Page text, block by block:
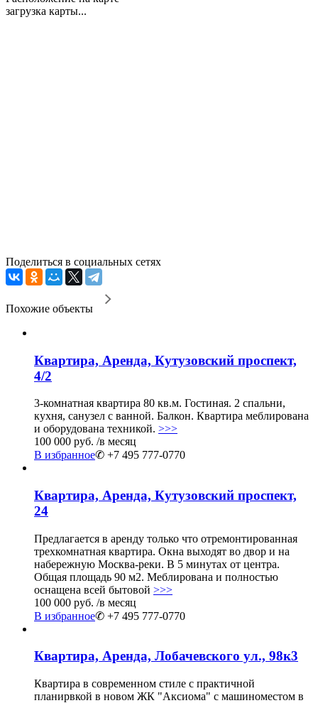
загрузка карты...
Поделиться в социальных сетях
Похожие объекты
Квартира, Аренда, Кутузовский проспект,
4/2
3-комнатная квартира 80 кв.м. Гостиная. 2 спальни,
кухня, санузел с ванной. Балкон. Квартира меблирована
и оборудована техникой. >>>
100 000 руб. /в месяц
В избранное✆ +7 495 777-0770
Квартира, Аренда, Кутузовский проспект,
24
Предлагается в аренду только что отремонтированная
трехкомнатная квартира. Окна выходят во двор и на
набережную Москва-реки. В 5 минутах от центра.
Общая площадь 90 м2. Меблирована и полностью
оснащена всей бытовой >>>
100 000 руб. /в месяц
В избранное✆ +7 495 777-0770
Квартира, Аренда, Лобачевского ул., 98к3
Квартира в современном стиле с практичной
планирвкой в новом ЖК "Аксиома" с машиноместом в